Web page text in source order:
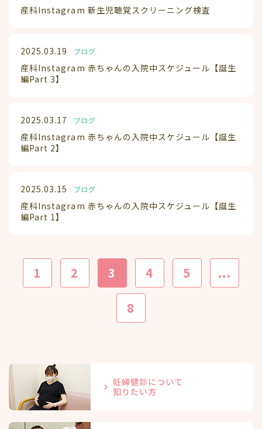
産科Instagram 新生児聴覚スクリーニング検査
2025.03.19 ブログ
産科Instagram 赤ちゃんの入院中スケジュール【誕生
編Part 3】
2025.03.17 ブログ
産科Instagram 赤ちゃんの入院中スケジュール【誕生
編Part 2】
2025.03.15 ブログ
産科Instagram 赤ちゃんの入院中スケジュール【誕生
編Part 1】
1 2 3 4 5 ...
8
妊婦健診について
知りたい方